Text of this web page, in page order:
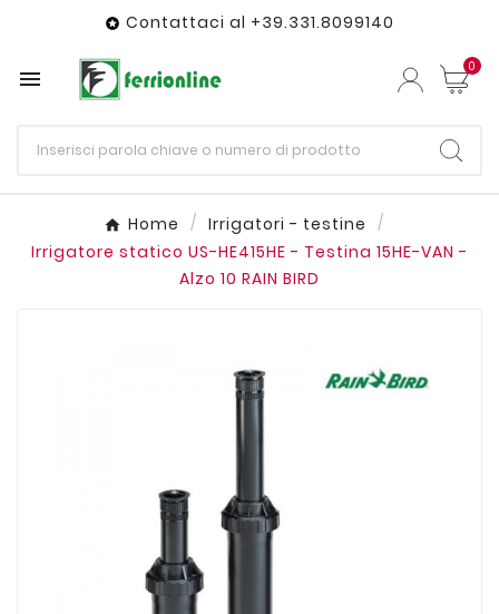
 Contattaci al +39.331.8099140
 0
Home
Irrigatori - testine
Irrigatore statico US-HE415HE - Testina 15HE-VAN -
Alzo 10 RAIN BIRD